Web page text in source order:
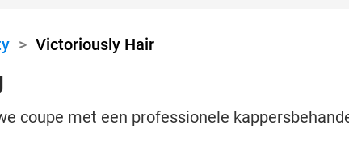
> Victoriously Hair
coupe met een professionele